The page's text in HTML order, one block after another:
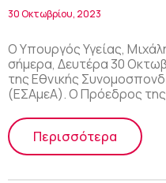
30 Οκτωβρίου, 2023
Ο Υπουργός Υγείας,
σήμερα, Δευτέρα 30
της Εθνικής
(ΕΣΑμεΑ). Ο Πρόεδρος της
Περισσότερα